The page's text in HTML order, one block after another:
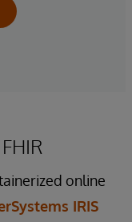
online
IRIS